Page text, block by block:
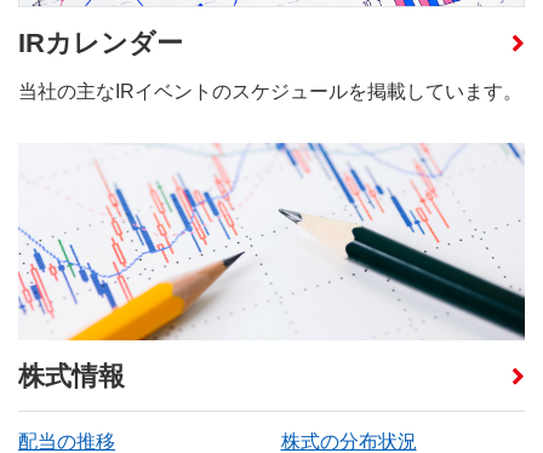
IRカレンダー
当社の主なIRイベントのスケジュールを掲載しています。
株式情報
配当の推移
株式の分布状況